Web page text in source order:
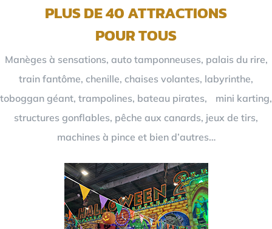
PLUS DE 40 ATTRACTIONS
POUR TOUS
Manèges à sensations, auto tamponneuses, palais du rire,
train fantôme, chenille, chaises volantes, labyrinthe,
toboggan géant, trampolines, bateau pirates, mini karting,
structures gonflables, pêche aux canards, jeux de tirs,
machines à pince et bien d’autres…